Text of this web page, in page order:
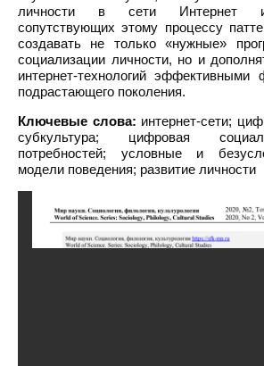
личности в сети Интернет и
сопутствующих этому процессу
создавать не только «нужные»
социализации личности, но и
интернет-технологий эффективными
подрастающего поколения.
Ключевые слова: интернет-сети;
субкультура; цифровая
потребностей; условные и
модели поведения; развитие личности